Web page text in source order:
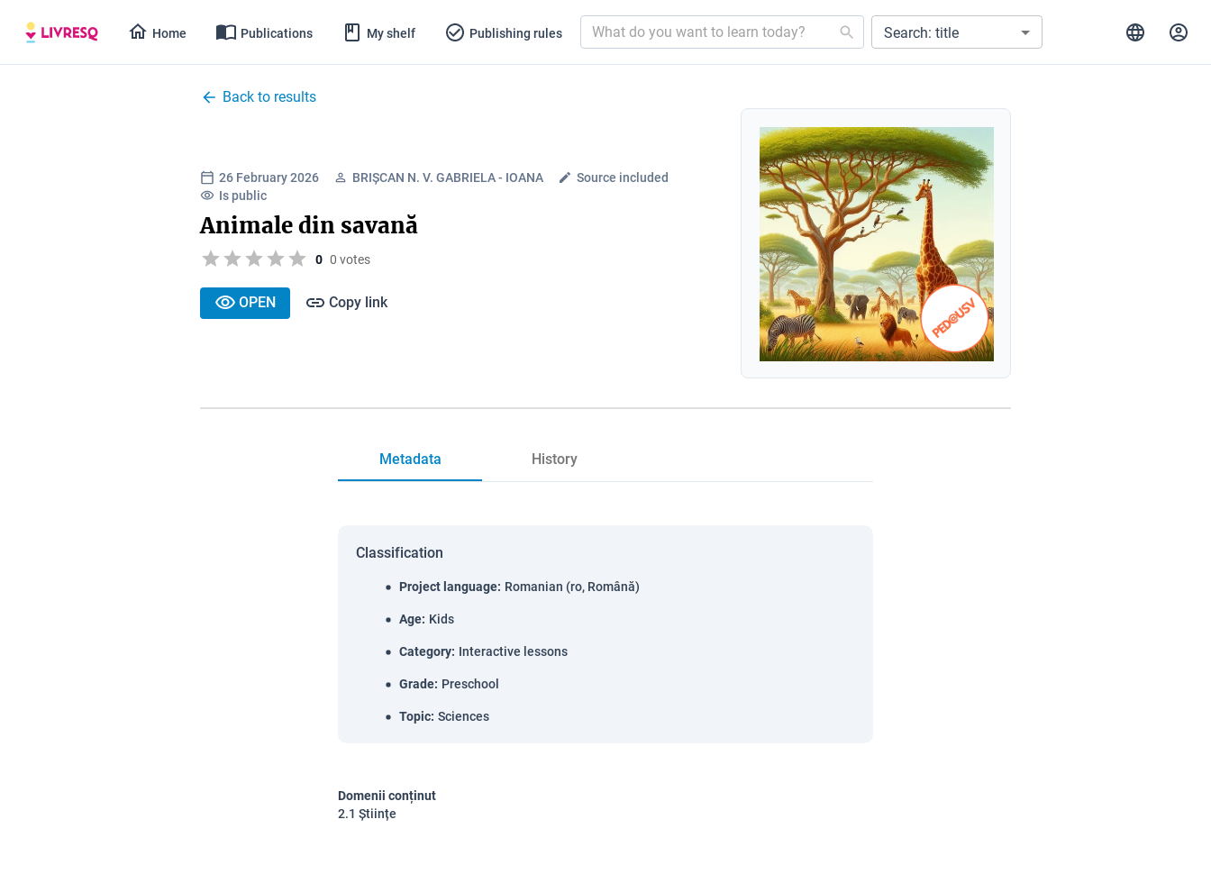
Home Publications My shelf Publishing rules Search: title
Back to results
26 February 2026 BRIȘCAN N. V. GABRIELA - IOANA
Source included
Is public
Animale din savană
0 0 votes
OPEN Copy link
Metadata History
Classification
Project language: Romanian (ro, Română)
Age: Kids
Category: Interactive lessons
Grade: Preschool
Topic: Sciences
Domenii conținut
2.1 Științe